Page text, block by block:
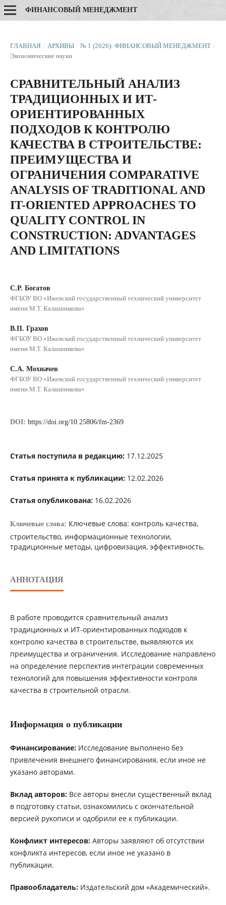
ФИНАНСОВЫЙ МЕНЕДЖМЕНТ
ГЛАВНАЯ / АРХИВЫ / № 1 (2026): ФИНАНСОВЫЙ МЕНЕДЖМЕНТ /
Экономические науки
СРАВНИТЕЛЬНЫЙ АНАЛИЗ
ТРАДИЦИОННЫХ И ИТ-
ОРИЕНТИРОВАННЫХ
ПОДХОДОВ К КОНТРОЛЮ
КАЧЕСТВА В СТРОИТЕЛЬСТВЕ:
ПРЕИМУЩЕСТВА И
ОГРАНИЧЕНИЯ COMPARATIVE
ANALYSIS OF TRADITIONAL AND
IT-ORIENTED APPROACHES TO
QUALITY CONTROL IN
CONSTRUCTION: ADVANTAGES
AND LIMITATIONS
С.Р. Богатов
ФГБОУ ВО «Ижевский государственный технический университет
имени М.Т. Калашникова»
В.П. Грахов
ФГБОУ ВО «Ижевский государственный технический университет
имени М.Т. Калашникова»
С.А. Мохначев
ФГБОУ ВО «Ижевский государственный технический университет
имени М.Т. Калашникова»
DOI: https://doi.org/10.25806/fm-2369
Статья поступила в редакцию:17.12.2025
Статья принята к публикации:12.02.2026
Статья опубликована:16.02.2026
Ключевые слова: Ключевые слова: контроль качества,
строительство, информационные технологии,
традиционные методы, цифровизация, эффективность.
АННОТАЦИЯ
В работе проводится сравнительный анализ
традиционных и ИТ-ориентированных подходов к
контролю качества в строительстве, выявляются их
преимущества и ограничения. Исследование направлено
на определение перспектив интеграции современных
технологий для повышения эффективности контроля
качества в строительной отрасли.
Информация о публикации
Финансирование:Исследование выполнено без
привлечения внешнего финансирования, если иное не
указано авторами.
Вклад авторов:Все авторы внесли существенный вклад
в подготовку статьи, ознакомились с окончательной
версией рукописи и одобрили ее к публикации.
Конфликт интересов:Авторы заявляют об отсутствии
конфликта интересов, если иное не указано в
публикации.
Правообладатель:Издательский дом «Академический».